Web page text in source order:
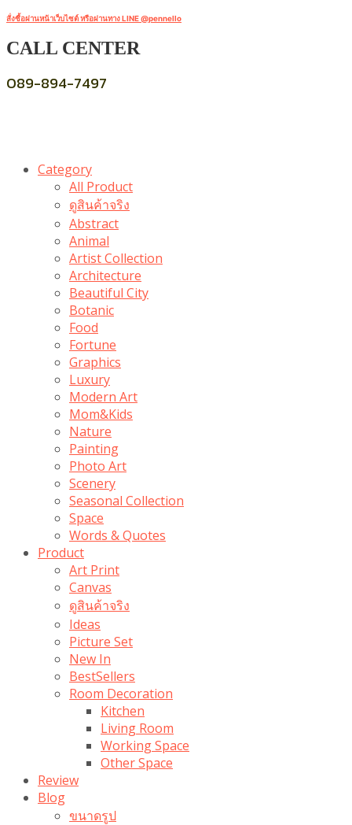
สั่งซื้อผ่านหน้าเว็บไซต์ หรือผ่านทาง LINE @pennello
CALL CENTER
089-894-7497
Category
All Product
ดูสินค้าจริง
Abstract
Animal
Artist Collection
Architecture
Beautiful City
Botanic
Food
Fortune
Graphics
Luxury
Modern Art
Mom&Kids
Nature
Painting
Photo Art
Scenery
Seasonal Collection
Space
Words & Quotes
Product
Art Print
Canvas
ดูสินค้าจริง
Ideas
Picture Set
New In
BestSellers
Room Decoration
Kitchen
Living Room
Working Space
Other Space
Review
Blog
ขนาดรูป